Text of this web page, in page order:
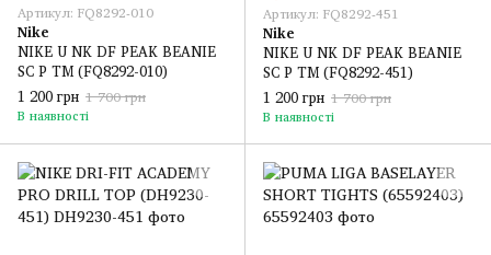
Артикул: FQ8292-010
Nike
NIKE U NK DF PEAK BEANIE
SC P TM (FQ8292-010)
1 200 грн 1 700 грн
В наявності
Артикул: FQ8292-451
Nike
NIKE U NK DF PEAK BEANIE
SC P TM (FQ8292-451)
1 200 грн 1 700 грн
В наявності